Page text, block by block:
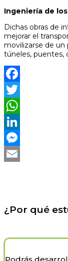
Ingeniería de
Dichas obras de
mejorar el
movilizarse de un
túneles, puentes,
Facebook
Twitter
WhatsApp
LinkedIn
Messenger
¿Por qué